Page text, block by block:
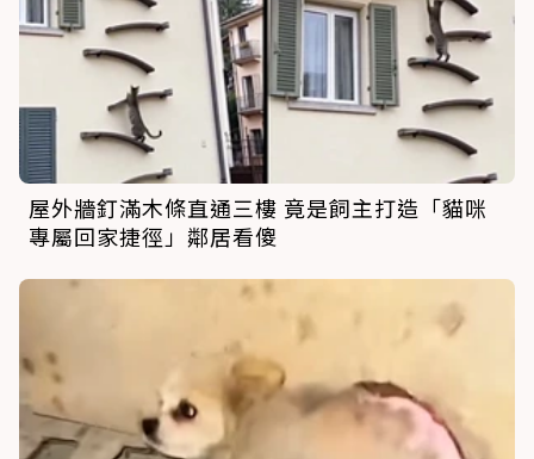
屋外牆釘滿木條直通三樓 竟是飼主打造「貓咪
專屬回家捷徑」鄰居看傻